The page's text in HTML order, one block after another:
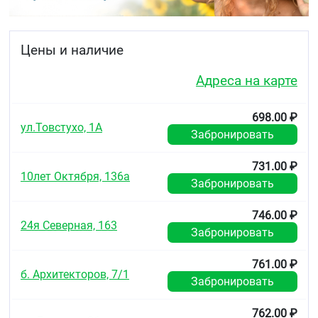
дозах, что и в препарате Роксатенз-амло при
артериальной гипертензии и следующих
⁃ первичная гиперхолестеринемия (тип IIa по
гиперхолестеринемию) или смешанная
гиперхолестеринемия (тип IIb по
дополнения к диете, когда диета и другие
немедикаментозные методы лечения
(например, физические упражнения, снижение
массы тела) оказываются недостаточными
⁃ семейная гомозиготная гиперхолестеринемия
в качестве дополнения к диете и другой
липидснижающей терапии (например, аферез
липопротеидов низкой плотности) или в
случаях, когда подобная терапия
Цены и наличие
Адреса на карте
ул.Товстухо, 1А
698.00 ₽
Забронировать
10лет Октября, 136а
731.00 ₽
Забронировать
24я Северная, 163
746.00 ₽
Забронировать
б. Архитекторов, 7/1
761.00 ₽
Забронировать
762.00 ₽